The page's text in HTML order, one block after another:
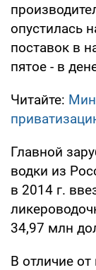
опустилась
поставок в
пятое - в
Читайте:
Главной
водки из
в 2014 г.
34,97 млн
В отличие